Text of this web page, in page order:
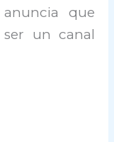
que
un canal